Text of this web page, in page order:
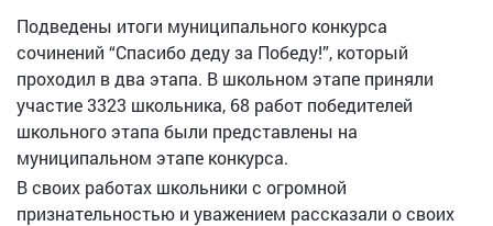
Подведены итоги муниципального конкурса
сочинений “Спасибо деду за Победу!”, который
проходил в два этапа. В школьном этапе приняли
участие 3323 школьника, 68 работ победителей
школьного этапа были представлены на
муниципальном этапе конкурса.
В своих работах школьники с огромной
признательностью и уважением рассказали о своих